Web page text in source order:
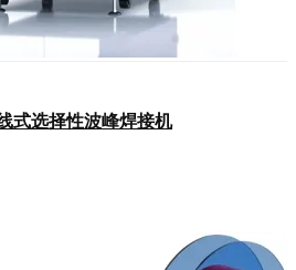
式选择性波峰焊接机